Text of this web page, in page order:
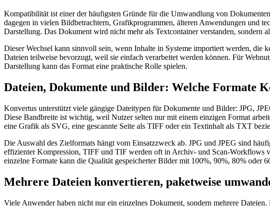
Kompatibilität ist einer der häufigsten Gründe für die Umwandlung von
dagegen in vielen Bildbetrachtern, Grafikprogrammen, älteren Anwendungen und
Darstellung. Das Dokument wird nicht mehr als Textcontainer verstanden, sondern
Dieser Wechsel kann sinnvoll sein, wenn Inhalte in Systeme importiert werden,
Dateien teilweise bevorzugt, weil sie einfach verarbeitet werden können. Für
Darstellung kann das Format eine praktische Rolle spielen.
Dateien, Dokumente und Bilder: Welche Formate
Konvertus unterstützt viele gängige Dateitypen für Dokumente und Bilder:
Diese Bandbreite ist wichtig, weil Nutzer selten nur mit einem einzigen Format
eine Grafik als SVG, eine gescannte Seite als TIFF oder ein Textinhalt als TXT
Die Auswahl des Zielformats hängt vom Einsatzzweck ab. JPG und JPEG sind
effizienter Kompression, TIFF und TIF werden oft in Archiv- und Scan-Workflows
einzelne Formate kann die Qualität gespeicherter Bilder mit 100%, 90%, 80% oder
Mehrere Dateien konvertieren, paketweise
Viele Anwender haben nicht nur ein einzelnes Dokument, sondern mehrere